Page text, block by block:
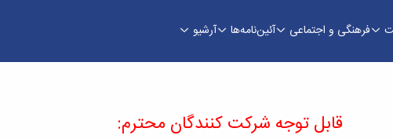
فرهنگی و اجتماعی آئین‌نامه‌ها آرشیو
قابل توجه شرکت کنندگان محترم: